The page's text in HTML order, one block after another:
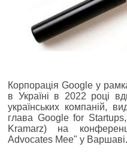
Корпорація Google у
в Україні в 2022 році
українських компаній,
глава Google for
Kramarz) на
Advocates Mee" у Варшаві.